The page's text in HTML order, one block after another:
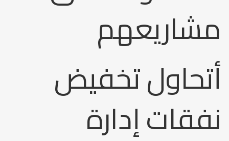
مشاريعهم
أتحاول تخفيض
نفقات إدارة